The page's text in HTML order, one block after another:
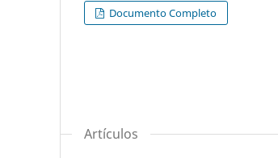
Documento Completo
Artículos